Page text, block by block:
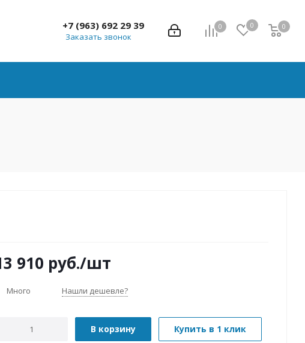
0 0 0
0
+7 (963) 692 29 39
Заказать звонок
910 руб./шт
Много Нашли дешевле?
В корзину Купить в 1 клик